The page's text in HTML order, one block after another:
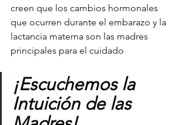
creen que los cambios hormonales
que ocurren durante el embarazo y la
lactancia materna son las madres
principales para el cuidado
¡Escuchemos la
Intuición de las